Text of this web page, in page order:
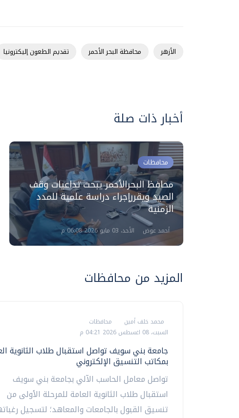
الأزهر محافظة البحر الأحمر تقديم الطعون إليكترونيا
أخبار ذات صلة
محافظات
محافظ البحرالأحمر يبحث تداعيات وقف
الصيد ويقررإجراء دراسة علمية للمدد
الزمنية
أحمد عوض الأحد، 03 مايو 2026 06:08 م
المزيد من محافظات
محمد خلف أمين
محافظات
السبت، 08 اغسطس 2026 04:21 م
جامعة بني سويف تواصل استقبال طلاب الثانوية
بمكاتب التنسيق الإلكتروني
تواصل معامل الحاسب الآلي بجامعة بني سويف
استقبال طلاب الثانوية العامة للمرحلة الأولى من
تنسيق القبول بالجامعات والمعاهد؛ لتسجيل